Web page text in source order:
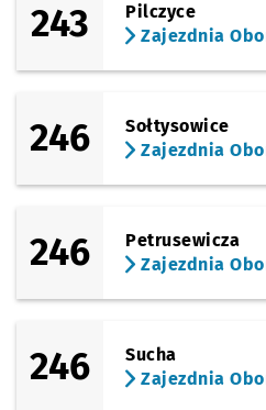
243
Pilczyce
Zajezdnia
246
Sołtysowice
Zajezdnia
246
Petrusewicza
Zajezdnia
246
Sucha
Zajezdnia